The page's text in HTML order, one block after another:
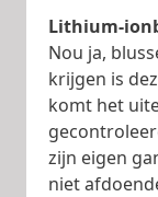
Lithium-
Nou ja,
krijgen is
komt het
zijn eigen
niet